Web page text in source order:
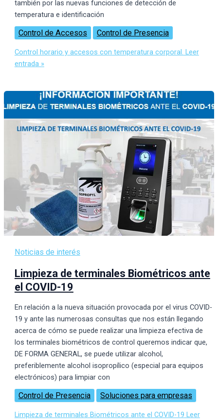
también por las nuevas funciones de detección de
temperatura e identificación
Control de Accesos Control de Presencia
Control horario y accesos con temperatura corporal. Leer
entrada »
Noticias de interés
Limpieza de terminales Biométricos ante
el COVID-19
En relación a la nueva situación provocada por el virus COVID-
19 y ante las numerosas consultas que nos están llegando
acerca de cómo se puede realizar una limpieza efectiva de
los terminales biométricos de control queremos indicar que,
DE FORMA GENERAL, se puede utilizar alcohol,
preferiblemente alcohol isopropílico (especial para equipos
electrónicos) para limpiar con
Control de Presencia Soluciones para empresas
Limpieza de terminales Biométricos ante el COVID-19 Leer